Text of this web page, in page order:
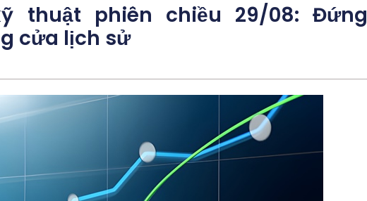
thuật phiên chiều 29/08: Đứng
cửa lịch sử